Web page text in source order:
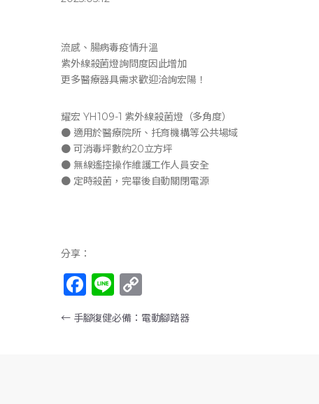
流感、腸病毒疫情升溫
紫外線殺菌燈詢問度因此增加
更多醫療器具需求歡迎洽詢宏陽！
耀宏 YH109-1 紫外線殺菌燈（多角度）
● 適用於醫療院所、托育機構等公共場域
● 可消毒坪數約20立方坪
● 無線遙控操作維護工作人員安全
● 定時殺菌，完畢後自動關閉電源
分享：
F
a
c
Li
n
e
o
p
文章導覽
←手腳復健必備：電動腳踏器